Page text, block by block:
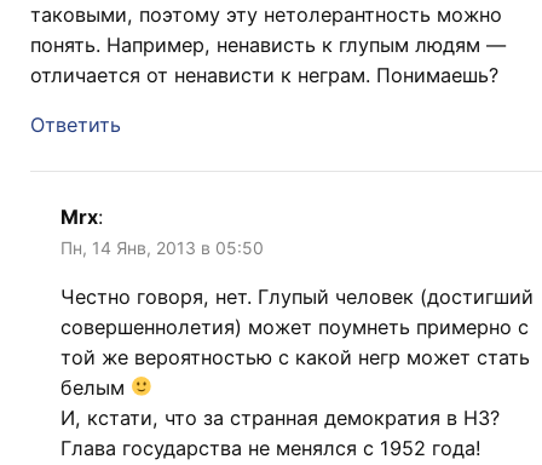
таковыми, поэтому эту нетолерантность можно
понять. Например, ненависть к глупым людям —
отличается от ненависти к неграм. Понимаешь?
Ответить
Mrx:
Пн, 14 Янв, 2013 в 05:50
Честно говоря, нет. Глупый человек (достигший
совершеннолетия) может поумнеть примерно с
той же вероятностью с какой негр может стать
белым
И, кстати, что за странная демократия в НЗ?
Глава государства не менялся с 1952 года!